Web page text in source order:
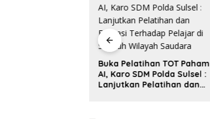
Buka Pelatihan TOT Paham
AI, Karo SDM Polda Sulsel :
Lanjutkan Pelatihan dan